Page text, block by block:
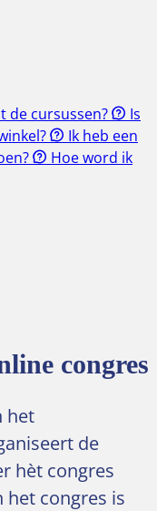
de cursussen?
Is
Ik heb een
Hoe word ik
congres
het
de
hèt congres
het congres is